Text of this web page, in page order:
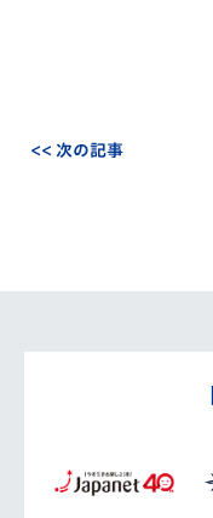
<< 次の記事